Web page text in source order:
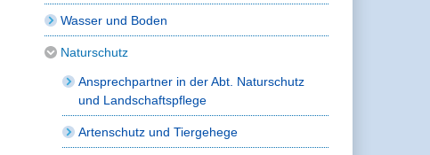
Wasser und Boden
Naturschutz
Ansprechpartner in der Abt. Naturschutz
und Landschaftspflege
Artenschutz und Tiergehege